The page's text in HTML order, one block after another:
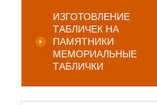
ИЗГОТОВЛЕНИЕ
ТАБЛИЧЕК НА
ПАМЯТНИКИ
МЕМОРИАЛЬНЫЕ
ТАБЛИЧКИ